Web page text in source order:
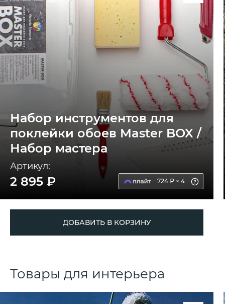
Набор инструментов для
поклейки обоев Master BOX /
Набор мастера
Артикул:
2 895 ₽ 724 ₽ × 4
ДОБАВИТЬ В КОРЗИНУ
Товары для интерьера